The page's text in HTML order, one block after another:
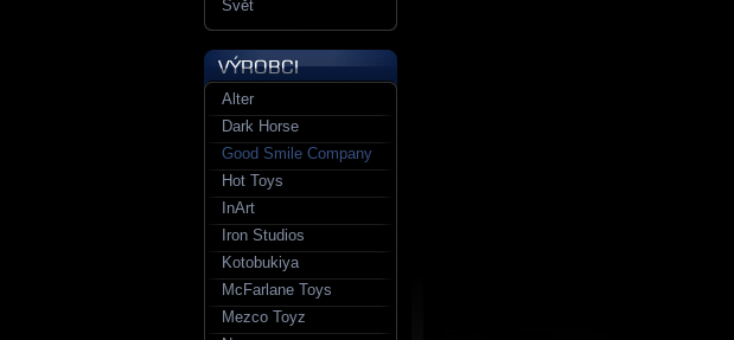
Svět
Alter
Dark Horse
Good Smile Company
Hot Toys
InArt
Iron Studios
Kotobukiya
McFarlane Toys
Mezco Toyz